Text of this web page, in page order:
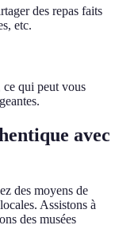
des repas faits
etc.
ce qui peut vous
avec
des moyens de
Assistons à
des musées